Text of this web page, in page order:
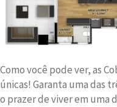
Como você pode ver, as
únicas! Garanta uma das
o prazer de viver em uma